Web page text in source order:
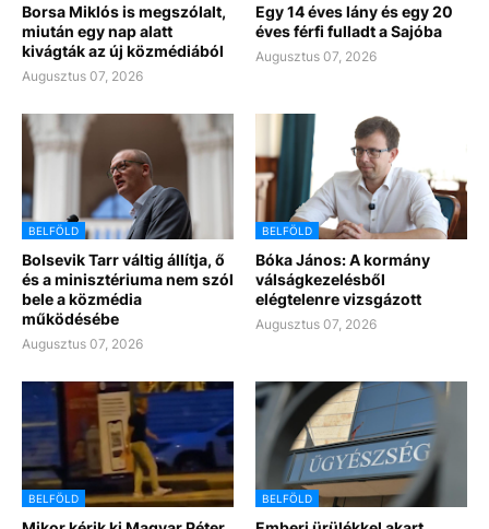
Borsa Miklós is megszólalt,
miután egy nap alatt
kivágták az új közmédiából
Augusztus 07, 2026
Egy 14 éves lány és egy 20
éves férfi fulladt a Sajóba
Augusztus 07, 2026
BELFÖLD
Bolsevik Tarr váltig állítja, ő
és a minisztériuma nem szól
bele a közmédia
működésébe
Augusztus 07, 2026
BELFÖLD
Bóka János: A kormány
válságkezelésből
elégtelenre vizsgázott
Augusztus 07, 2026
BELFÖLD BELFÖLD